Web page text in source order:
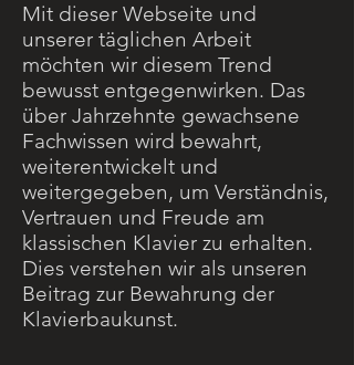
Mit dieser Webseite und
unserer täglichen Arbeit
möchten wir diesem Trend
bewusst entgegenwirken. Das
über Jahrzehnte gewachsene
Fachwissen wird bewahrt,
weiterentwickelt und
weitergegeben, um Verständnis,
Vertrauen und Freude am
klassischen Klavier zu erhalten.
Dies verstehen wir als unseren
Beitrag zur Bewahrung der
Klavierbaukunst.